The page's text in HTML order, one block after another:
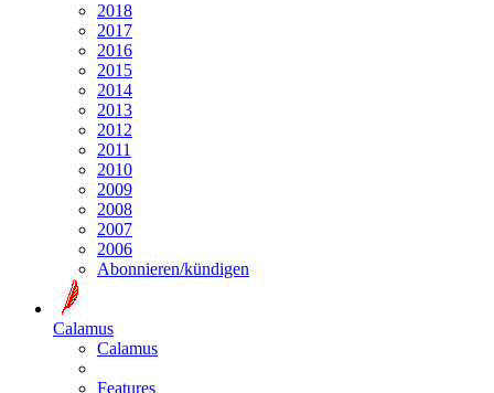
2018
2017
2016
2015
2014
2013
2012
2011
2010
2009
2008
2007
2006
Abonnieren/kündigen
Calamus
Calamus
Features